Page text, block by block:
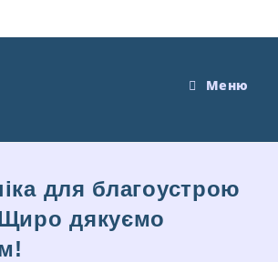
Меню
для благоустрою
дякуємо